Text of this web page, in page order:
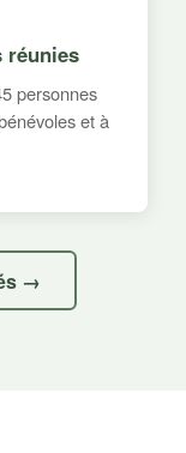
réunies
personnes
et à
→